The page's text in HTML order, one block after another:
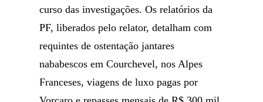
curso das investigações. Os relatórios da
PF, liberados pelo relator, detalham com
requintes de ostentação jantares
nababescos em Courchevel, nos Alpes
Franceses, viagens de luxo pagas por